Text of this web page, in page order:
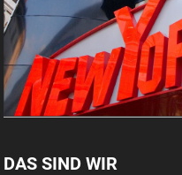
DAS SIND WIR